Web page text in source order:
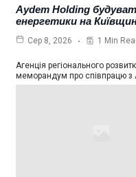
Aydem Holding
енергетики на
Сер 8, 2026 1 Min
Агенція регіонального
меморандум про співпрацю з